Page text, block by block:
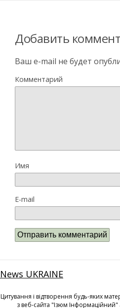
Добавить
Ваш e-mail не будет
Комментарий
Имя
E-mail
News UKRAINE
Цитування і відтворення будь-яких
з веб-сайта "Ізюм Інформаційний"